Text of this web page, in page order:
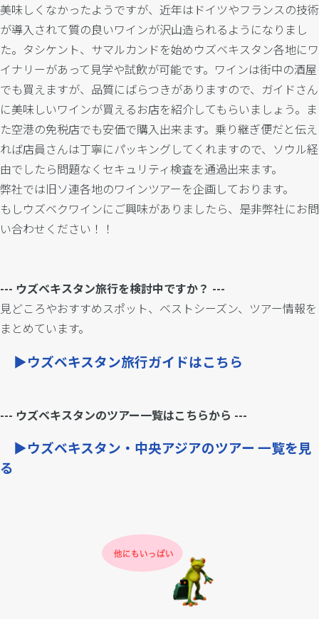
美味しくなかったようですが、近年はドイツやフランスの技術
が導入されて質の良いワインが沢山造られるようになりまし
た。タシケント、サマルカンドを始めウズベキスタン各地にワ
イナリーがあって見学や試飲が可能です。ワインは街中の酒屋
でも買えますが、品質にばらつきがありますので、ガイドさん
に美味しいワインが買えるお店を紹介してもらいましょう。ま
た空港の免税店でも安価で購入出来ます。乗り継ぎ便だと伝え
れば店員さんは丁寧にパッキングしてくれますので、ソウル経
由でしたら問題なくセキュリティ検査を通過出来ます。
弊社では旧ソ連各地のワインツアーを企画しております。
もしウズベクワインにご興味がありましたら、是非弊社にお問
い合わせください！！
--- ウズベキスタン旅行を検討中ですか？ ---
見どころやおすすめスポット、ベストシーズン、ツアー情報を
まとめています。
▶ウズベキスタン旅行ガイドはこちら
--- ウズベキスタンのツアー一覧はこちらから ---
▶ウズベキスタン・中央アジアのツアー 一覧を見
る